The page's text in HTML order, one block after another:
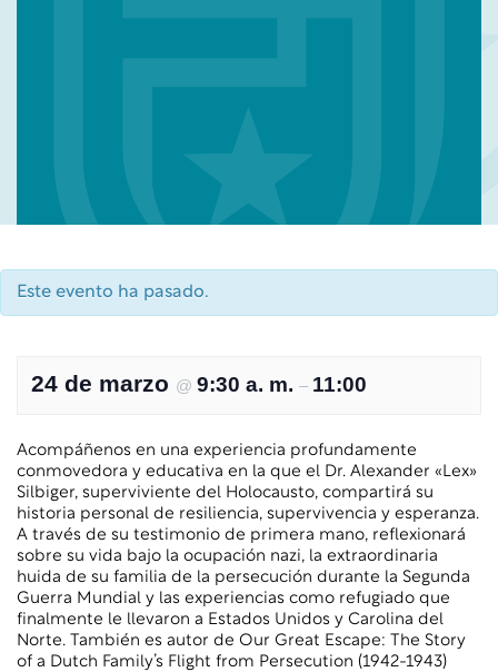
Este evento ha pasado.
24 de marzo @ 9:30 a. m. – 11:00
Acompáñenos en una experiencia profundamente
conmovedora y educativa en la que el Dr. Alexander «Lex»
Silbiger, superviviente del Holocausto, compartirá su
historia personal de resiliencia, supervivencia y esperanza.
A través de su testimonio de primera mano, reflexionará
sobre su vida bajo la ocupación nazi, la extraordinaria
huida de su familia de la persecución durante la Segunda
Guerra Mundial y las experiencias como refugiado que
finalmente le llevaron a Estados Unidos y Carolina del
Norte. También es autor de Our Great Escape: The Story
of a Dutch Family’s Flight from Persecution (1942-1943)